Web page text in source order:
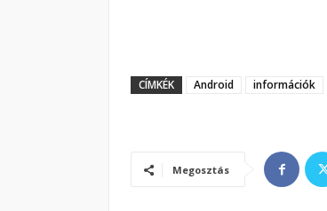
CÍMKÉK Android információk
Megosztás